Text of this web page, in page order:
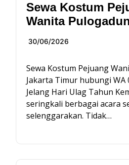
Sewa Kostum
Wanita
30/06/2026
Sewa Kostum Pejuang
Jakarta Timur hubungi WA
Jelang Hari Ulag Tahun
seringkali berbagai acara
selenggarakan. Tidak…